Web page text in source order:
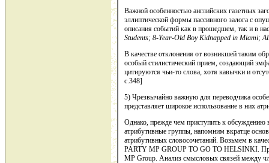
Важной особенностью английских газетных
эллиптической формы пассивного залога с
описания событий как в прошедшем, так и в
Students; 8-Year-Old Boy Kidnapped in Miami;
В качестве отклонения от возникшей таким
особый стилистический прием, создающий
цитируются чьи-то слова, хотя кавычки и
c.348]
5) Чрезвычайно важную для переводчика
представляет широкое использование в них
Однако, прежде чем приступить к обсуждению
атрибутивные группы, напомним вкратце
атрибутивных словосочетаний. Возьмем в
PARTY MP GROUP TO GO TO HELSINKI.
MP Group. Анализ смыс­ловых связей между